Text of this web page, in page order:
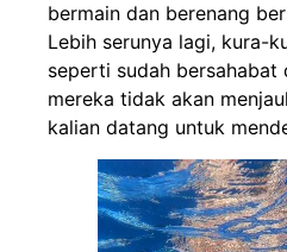
bermain dan berenang
Lebih serunya lagi, kura-
seperti sudah bersahabat
mereka tidak akan
kalian datang untuk